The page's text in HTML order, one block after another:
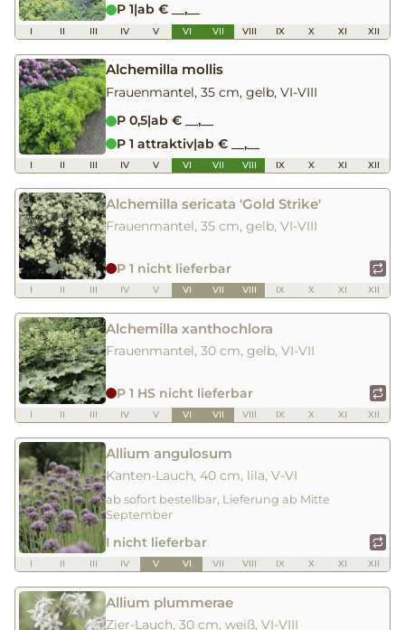
P 1|ab € __,__
I II III IV V VI VII VIII IX X XI XII
Alchemilla mollis
Frauenmantel, 35 cm, gelb, VI-VIII
P 0,5|ab € __,__
P 1 attraktiv|ab € __,__
I II III IV V VI VII VIII IX X XI XII
Alchemilla sericata 'Gold Strike'
Frauenmantel, 35 cm, gelb, VI-VIII
P 1 nicht lieferbar
I II III IV V VI VII VIII IX X XI XII
Alchemilla xanthochlora
Frauenmantel, 30 cm, gelb, VI-VII
P 1 HS nicht lieferbar
I II III IV V VI VII VIII IX X XI XII
Allium angulosum
Kanten-Lauch, 40 cm, lila, V-VI
ab sofort bestellbar, Lieferung ab Mitte
September
I nicht lieferbar
I II III IV V VI VII VIII IX X XI XII
Allium plummerae
Zier-Lauch, 30 cm, weiß, VI-VIII